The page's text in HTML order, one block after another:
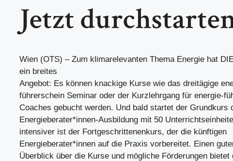
Jetzt
Wien (OTS) – Zum klimarelevanten Thema Energie hat
ein breites
Angebot: Es können knackige Kurse wie das dreitägige
führerschein Seminar oder der Kurzlehrgang für energie-
Coaches gebucht werden. Und bald startet der Grundkurs
Energieberater*innen-Ausbildung mit 50
intensiver ist der Fortgeschrittenenkurs, der die künftigen
Energieberater*innen auf die Praxis vorbereitet. Einen
Überblick über die Kurse und mögliche Förderungen bietet